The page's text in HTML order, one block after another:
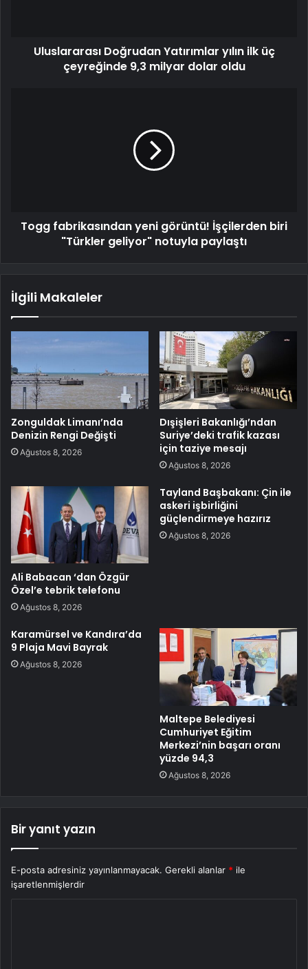
Uluslararası Doğrudan Yatırımlar yılın ilk üç
çeyreğinde 9,3 milyar dolar oldu
Togg fabrikasından yeni görüntü! İşçilerden biri
"Türkler geliyor" notuyla paylaştı
İlgili Makaleler
Zonguldak Limanı’nda
Denizin Rengi Değişti
Ağustos 8, 2026
Dışişleri Bakanlığı’ndan
Suriye’deki trafik kazası
için taziye mesajı
Ağustos 8, 2026
Ali Babacan ‘dan Özgür
Özel’e tebrik telefonu
Ağustos 8, 2026
Tayland Başbakanı: Çin ile
askeri işbirliğini
güçlendirmeye hazırız
Ağustos 8, 2026
Karamürsel ve Kandıra’da
9 Plaja Mavi Bayrak
Ağustos 8, 2026
Maltepe Belediyesi
Cumhuriyet Eğitim
Merkezi’nin başarı oranı
yüzde 94,3
Ağustos 8, 2026
Bir yanıt yazın
E-posta adresiniz yayınlanmayacak. Gerekli alanlar * ile
işaretlenmişlerdir